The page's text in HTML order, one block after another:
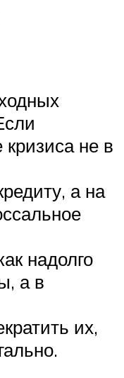
не в
а на
надолго
а в
их,